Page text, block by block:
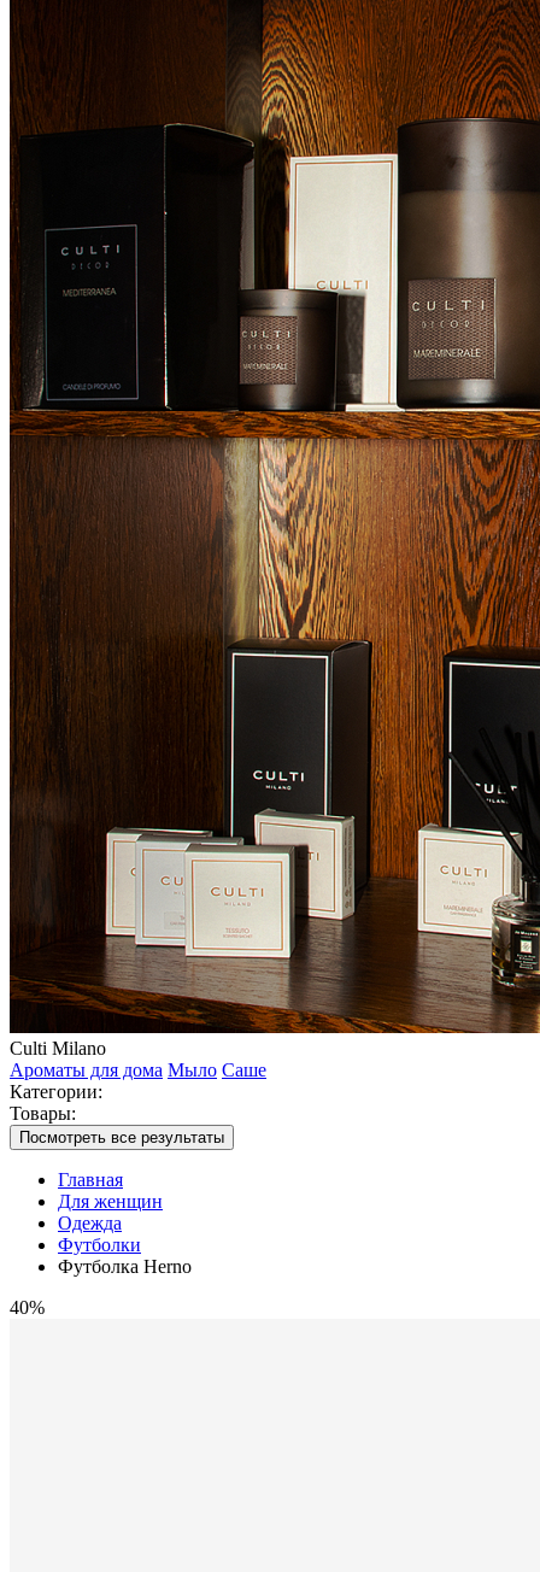
Culti Milano
Ароматы для дома Мыло Саше
Категории:
Товары:
Посмотреть все результаты
Главная
Для женщин
Одежда
Футболки
Футболка Herno
40%